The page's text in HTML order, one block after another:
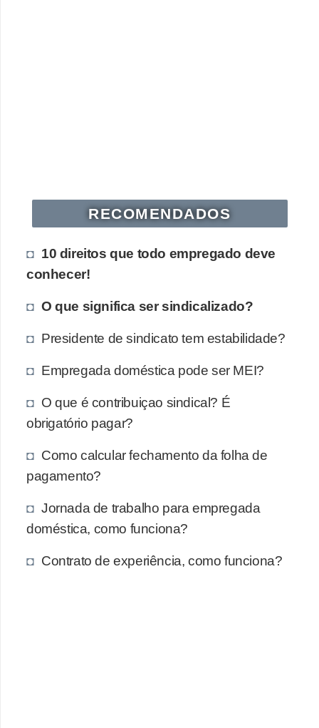
RECOMENDADOS
10 direitos que todo empregado deve
conhecer!
O que significa ser sindicalizado?
Presidente de sindicato tem estabilidade?
Empregada doméstica pode ser MEI?
O que é contribuiçao sindical? É
obrigatório pagar?
Como calcular fechamento da folha de
pagamento?
Jornada de trabalho para empregada
doméstica, como funciona?
Contrato de experiência, como funciona?